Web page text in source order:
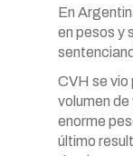
En
en pesos y
CVH se vio
volumen
enorme
último